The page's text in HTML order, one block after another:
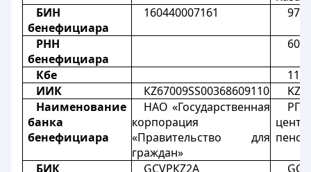
БИН
бенефициара
160440007161
РНН
бенефициара
Кбе
11
ИИК
КZ67009SS00368609110
Наименование
банка
бенефициара
НАО «Государственная
корпорация
«Правительство для
граждан»
БИК GCVPКZ2А